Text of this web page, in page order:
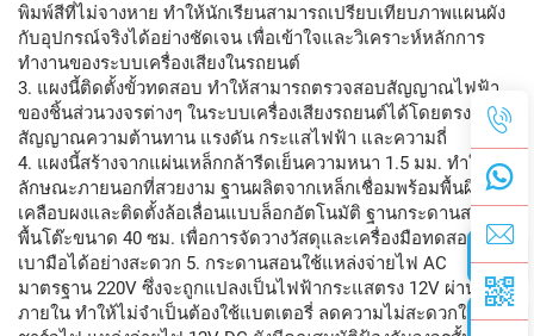
พิมพ์สีที่ไม่จางหาย ทำให้นักเรียนสามารถเปรียบเทียบภาพแผนผัง
กับอุปกรณ์จริงได้อย่างชัดเจน เพื่อเข้าใจและวิเคราะห์หลักการ
ทำงานของระบบเครื่องเสียงในรถยนต์
3. แผงนี้ติดตั้งขั้วทดสอบ ทำให้สามารถตรวจสอบสัญญาณไฟฟ้า
ของชิ้นส่วนวงจรต่างๆ ในระบบเครื่องเสียงรถยนต์ได้โดยตรง เช่น
สัญญาณความต้านทาน แรงดัน กระแสไฟฟ้า และความถี่
4. แผงนี้สร้างจากแผ่นเหล็กกล้ารีดเย็นความหนา 1.5 มม. ทำให้มี
ลักษณะภายนอกที่สวยงาม ฐานผลิตจากเหล็กเชื่อมพร้อมพื้นผิว
เคลือบผงและติดตั้งล้อเลื่อนแบบล็อกอัตโนมัติ ฐานกระดานสอนมี
พื้นโต๊ะขนาด 40 ซม. เพื่อการจัดวางวัสดุและเครื่องมือทดสอบที่
เบามือได้อย่างสะดวก 5. กระดานสอนใช้แหล่งจ่ายไฟ AC
มาตรฐาน 220V ซึ่งจะถูกแปลงเป็นไฟฟ้ากระแสตรง 12V ผ่านวงจร
ภายใน ทำให้ไม่จำเป็นต้องใช้แบตเตอรี่ ลดความไม่สะดวกในการ